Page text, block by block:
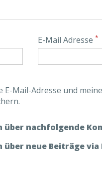
E-Mail Adresse *
E-Mail-Adresse und
über nachfolgende
neue Beiträge via